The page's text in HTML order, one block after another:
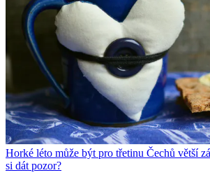
Horké léto může být pro třetinu Čechů větší
si dát pozor?